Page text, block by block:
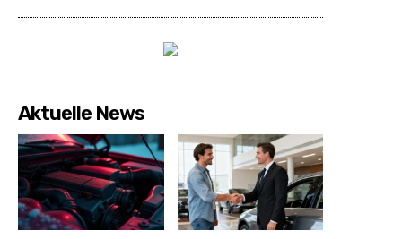
Aktuelle News